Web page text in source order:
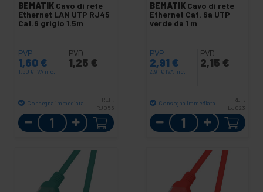
BEMATIK Cavo di rete
Ethernet LAN UTP RJ45
Cat.6 grigio 1.5m
PVP
1,60 €
1,60 € IVA inc.
PVD
1,25 €
Consegna immediata
REF:
RJ056
Quantità
BEMATIK Cavo di rete
Ethernet Cat. 6a UTP
verde da 1 m
PVP
2,91 €
2,91 € IVA inc.
PVD
2,15 €
Consegna immediata
REF:
LJ023
Quantità